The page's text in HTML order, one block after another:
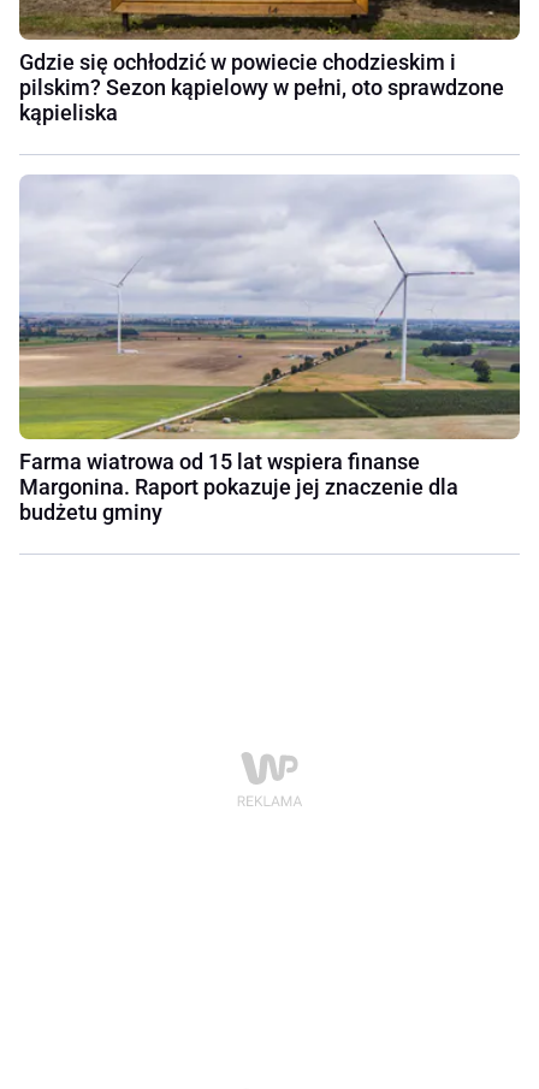
Gdzie się ochłodzić w powiecie chodzieskim i
pilskim? Sezon kąpielowy w pełni, oto sprawdzone
kąpieliska
Farma wiatrowa od 15 lat wspiera finanse
Margonina. Raport pokazuje jej znaczenie dla
budżetu gminy